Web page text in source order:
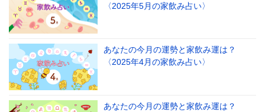
〈2025年5月の家飲み占い〉
あなたの今月の運勢と家飲み運は？
〈2025年4月の家飲み占い〉
あなたの今月の運勢と家飲み運は？